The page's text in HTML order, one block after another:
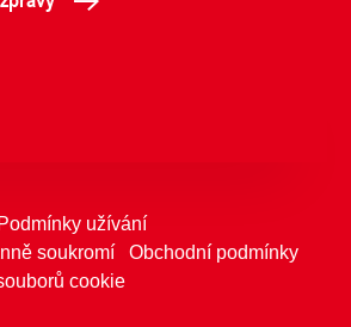
Podmínky užívání
soukromí
Obchodní podmínky
cookie